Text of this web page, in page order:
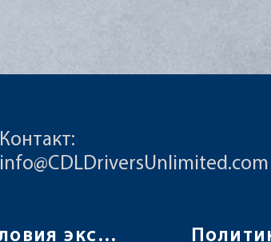
Контакт:
info@CDLDriversUnlimited.com
Условия эксплуатации